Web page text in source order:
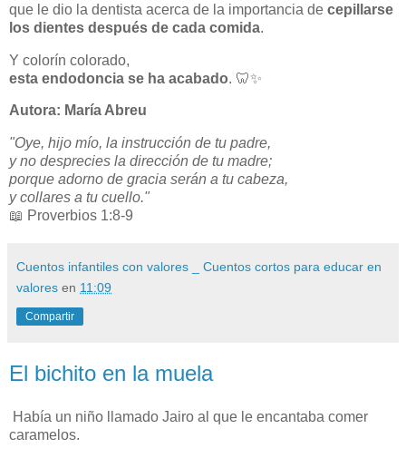
que le dio la dentista acerca de la importancia de cepillarse
los dientes después de cada comida.
Y colorín colorado,
esta endodoncia se ha acabado. 🦷✨
Autora: María Abreu
"Oye, hijo mío, la instrucción de tu padre,
y no desprecies la dirección de tu madre;
porque adorno de gracia serán a tu cabeza,
y collares a tu cuello."
📖 Proverbios 1:8-9
Cuentos infantiles con valores _ Cuentos cortos para educar en
valores en 11:09
Compartir
El bichito en la muela
Había un niño llamado Jairo al que le encantaba comer
caramelos.